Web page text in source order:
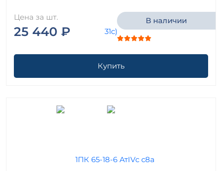
Цена за шт.
25 440 ₽
В наличии
Купить